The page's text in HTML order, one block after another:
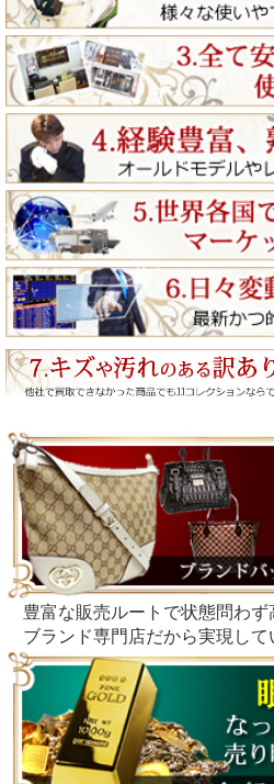
豊富な販売ルートで状態問わず
ブランド専門店だから実現して